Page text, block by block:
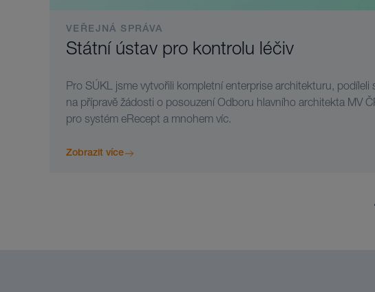
VEŘEJNÁ SPRÁVA
Státní ústav pro kontrolu léčiv
Pro SÚKL jsme vytvořili kompletní enterprise architekturu, podíleli
na přípravě žádosti o posouzení Odboru hlavního architekta MV
pro systém eRecept a mnohem víc.
Zobrazit více